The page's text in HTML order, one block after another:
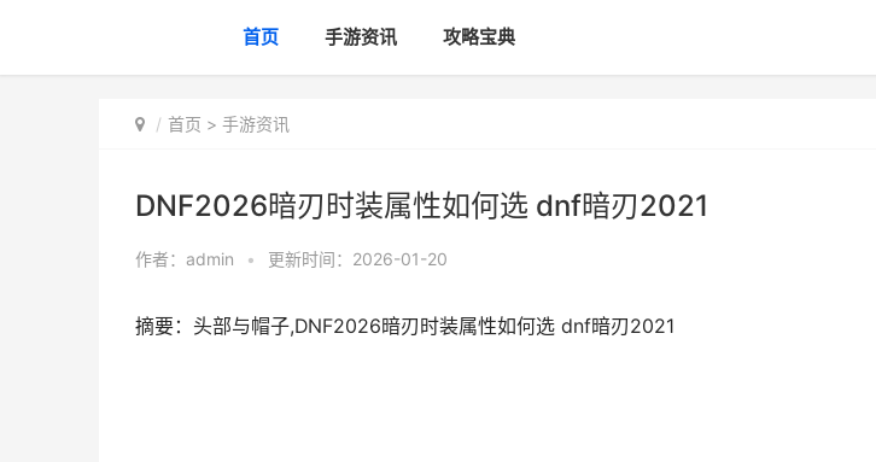
首页 手游资讯 攻略宝典
首页 > 手游资讯
DNF2026暗刃时装属性如何选 dnf暗刃2021
作者： admin • 更新时间：2026-01-20
摘要：头部与帽子,DNF2026暗刃时装属性如何选 dnf暗刃2021